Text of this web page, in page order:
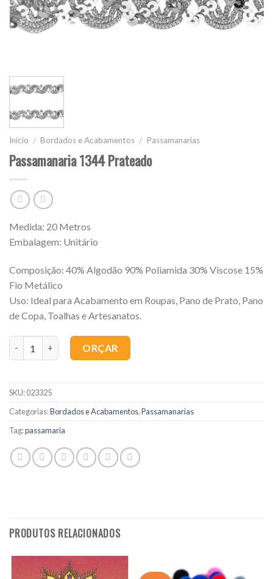
Início / Bordados e Acabamentos / Passamanarias
Passamanaria 1344 Prateado
Medida: 20 Metros
Embalagem: Unitário
Composição: 40% Algodão 90% Poliamida 30% Viscose 15%
Fio Metálico
Uso: Ideal para Acabamento em Roupas, Pano de Prato, Pano
de Copa, Toalhas e Artesanatos.
ORÇAR
SKU:023325
Categorias:Bordados e Acabamentos,Passamanarias
Tag:passamaria
PRODUTOS RELACIONADOS